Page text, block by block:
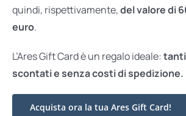
quindi, rispettivamente,del valore di
euro.
L’Ares Gift Card è un regalo ideale:
scontati esenza costi di spedizione.
Acquista ora la tua Ares Gift Card!